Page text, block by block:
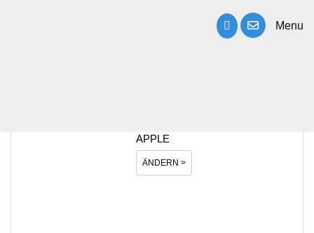
Menu
APPLE
ÄNDERN >